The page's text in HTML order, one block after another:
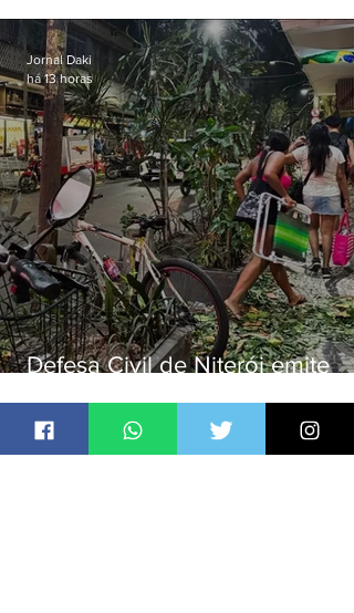
ventos fortes nesta sexta (7)
Defesa Civil de Niterói emite
sexta-feira (07)
Jornal Daki
há 13 horas